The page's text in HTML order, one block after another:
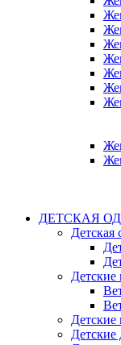
ДЕТСКАЯ
Детская
Детские
Детские